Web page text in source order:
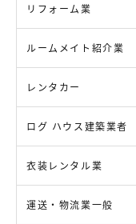
リフォーム業
ルームメイト紹介業
レンタカー
ログ ハウス建築業者
衣装レンタル業
運送・物流業一般